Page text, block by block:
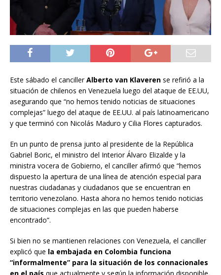
Este sábado el cancillerAlberto van Klaveren se refirió a la
situación de chilenos en Venezuela luego del ataque de EE.UU,
asegurando que “no hemos tenido noticias de situaciones
complejas” luego del ataque de EE.UU. al país latinoamericano
y que terminó con Nicolás Maduro y Cilia Flores capturados.
En un punto de prensa junto al presidente de la República
Gabriel Boric, el ministro del Interior Álvaro Elizalde y la
ministra vocera de Gobierno, el canciller afirmó que “hemos
dispuesto la apertura de una línea de atención especial para
nuestras ciudadanas y ciudadanos que se encuentran en
territorio venezolano. Hasta ahora no hemos tenido noticias
de situaciones complejas en las que pueden haberse
encontrado”.
Si bien no se mantienen relaciones con Venezuela, el canciller
explicó que la embajada en Colombia funciona
“informalmente” para la situación de los connacionales